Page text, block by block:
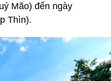
Mão) đến ngày
Thìn).